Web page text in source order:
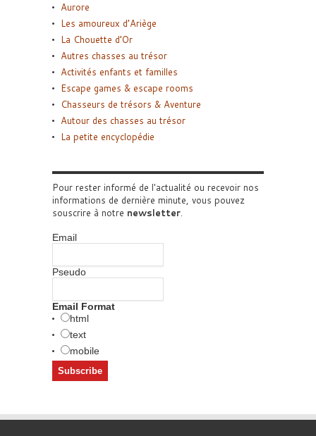
Aurore
Les amoureux d’Ariège
La Chouette d’Or
Autres chasses au trésor
Activités enfants et familles
Escape games & escape rooms
Chasseurs de trésors & Aventure
Autour des chasses au trésor
La petite encyclopédie
Pour rester informé de l'actualité ou recevoir nos
informations de dernière minute, vous pouvez
souscrire à notre newsletter.
Email
Pseudo
Email Format
html
text
mobile